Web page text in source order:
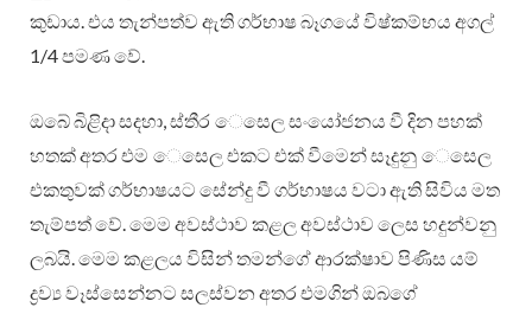
කුඩාය. එය තැන්පත්ව ඇති ගර්භාෂ බෑගයේ විෂ්කම්භය අගල්
1/4 පමණ වේ.
ඔබේ බිළිදා සදහා, ස්තී‍ර ෙසෙල සංයෝජනය වී දින පහක්
හතක් අතර එම ෙසෙල එකට එක් වීමෙන් සෑදුනු ෙසෙල
එකතුවක් ගර්භාෂයට සේන්දු වී ගර්භාෂය වටා ඇති සිවිය මත
තැම්පත් වේ. මෙම අවස්ථාව කළල අවස්ථාව ලෙස හදුන්වනු
ලබයි. මෙම කළලය විසින් තමන්ගේ ආරක්ෂාව පිණිස යම්
ද්‍රව්‍ය වෑස්සෙන්නට සලස්වන අතර එමගින් ඔබගේ